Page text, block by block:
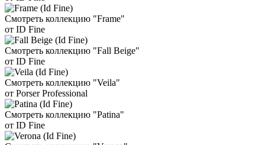
Смотреть коллекцию "Frame"
от ID Fine
Смотреть коллекцию "Fall Beige"
от ID Fine
Смотреть коллекцию "Veila"
от Porser Professional
Смотреть коллекцию "Patina"
от ID Fine